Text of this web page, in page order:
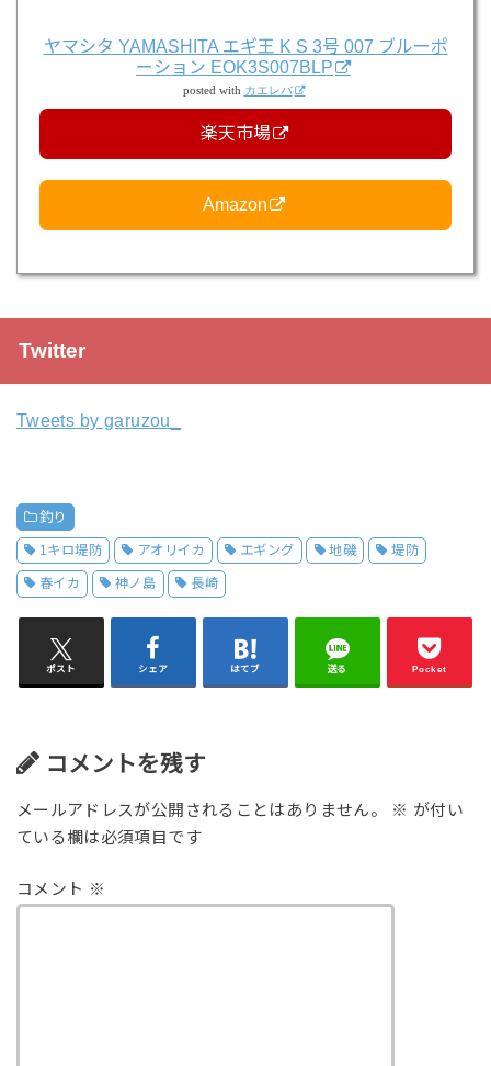
ヤマシタ YAMASHITA エギ王 K S 3号 007 ブルーポ
ーション EOK3S007BLP
posted with カエレバ
楽天市場
Amazon
Twitter
Tweets by garuzou_
釣り
1キロ堤防 アオリイカ エギング 地磯 堤防
春イカ 神ノ島 長崎
ポスト シェア はてブ 送る Pocket
コメントを残す
メールアドレスが公開されることはありません。 ※ が付い
ている欄は必須項目です
コメント ※